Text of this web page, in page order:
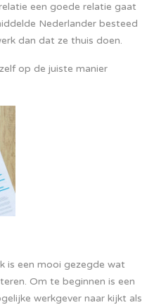
een goede relatie gaat
Nederlander besteed
dan dat ze thuis doen.
op de juiste manier
is een mooi gezegde wat
Om te beginnen is een
werkgever naar kijkt als